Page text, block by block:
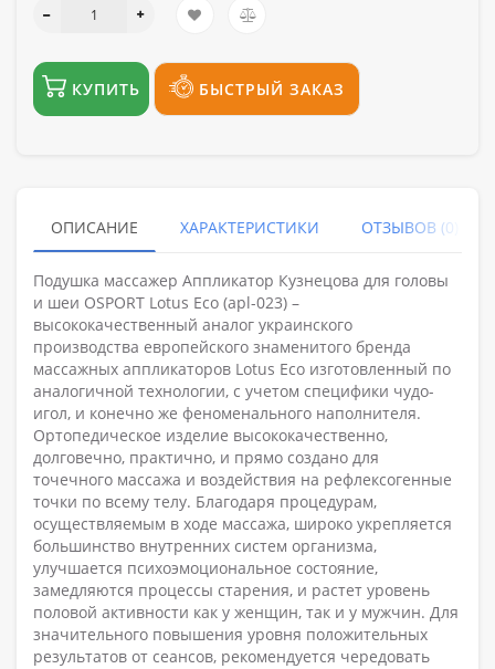
КУПИТЬ БЫСТРЫЙ ЗАКАЗ
ОПИСАНИЕ ХАРАКТЕРИСТИКИ ОТЗЫВОВ (0)
Подушка массажер Аппликатор Кузнецова для головы
и шеи OSPORT Lotus Eco (apl-023) –
высококачественный аналог украинского
производства европейского знаменитого бренда
массажных аппликаторов Lotus Eco изготовленный по
аналогичной технологии, с учетом специфики чудо-
игол, и конечно же феноменального наполнителя.
Ортопедическое изделие высококачественно,
долговечно, практично, и прямо создано для
точечного массажа и воздействия на рефлексогенные
точки по всему телу. Благодаря процедурам,
осуществляемым в ходе массажа, широко укрепляется
большинство внутренних систем организма,
улучшается психоэмоциональное состояние,
замедляются процессы старения, и растет уровень
половой активности как у женщин, так и у мужчин. Для
значительного повышения уровня положительных
результатов от сеансов, рекомендуется чередовать